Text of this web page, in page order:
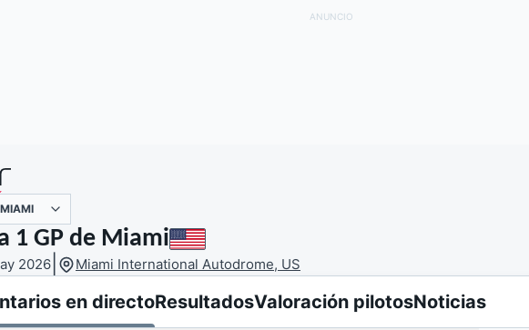
INDYCAR
presentado por
1 GP de Miami
2026 Miami International Autodrome, US
en directoResultadosValoración pilotosNoticias